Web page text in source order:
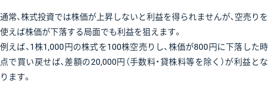
通常、株式投資では株価が上昇しないと利益を得られませんが、空売りを
使えば株価が下落する局面でも利益を狙えます。
例えば、1株1,000円の株式を100株空売りし、株価が800円に下落した時
点で買い戻せば、差額の20,000円（手数料・貸株料等を除く）が利益とな
ります。